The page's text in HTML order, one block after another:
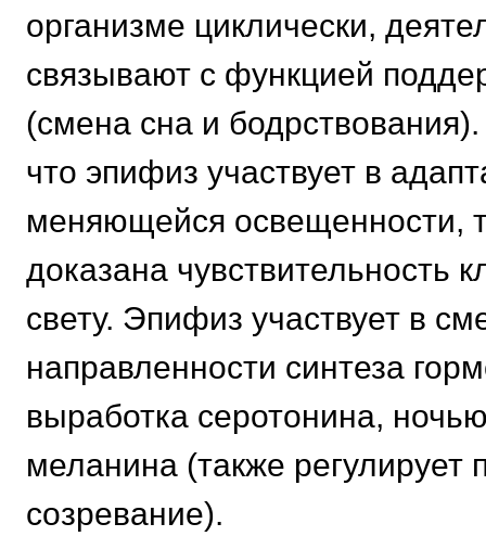
организме циклически,
связывают с функцией
(смена сна и
что эпифиз участвует в
меняющейся освещенности,
доказана чувствительность
свету. Эпифиз участвует в
направленности синтеза
выработка серотонина,
меланина (также регулирует
созревание).